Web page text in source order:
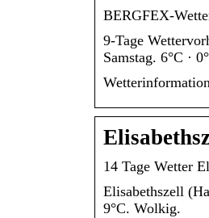
BERGFEX-
9-Tage
Samstag. 6°C ·
14 Tage Wetter
Elisabethszell
9°C. Wolkig.